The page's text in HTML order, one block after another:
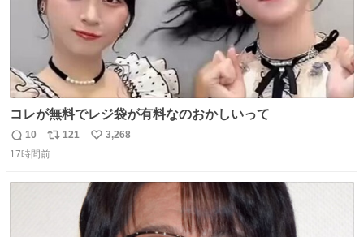
コレが無料でレジ袋が有料なのおかしいって
返
信
10
リ
ポ
121
い
数
3,268
17時間前